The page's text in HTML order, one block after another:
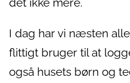
I dag har vi næsten
flittigt bruger til at
også husets børn og